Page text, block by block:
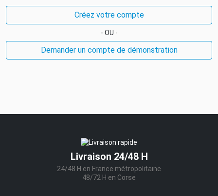
Créez votre compte
- OU -
Demander un compte de démonstration
Livraison 24/48 H
24/48 H en France métropolitaine
48/72 H en Corse